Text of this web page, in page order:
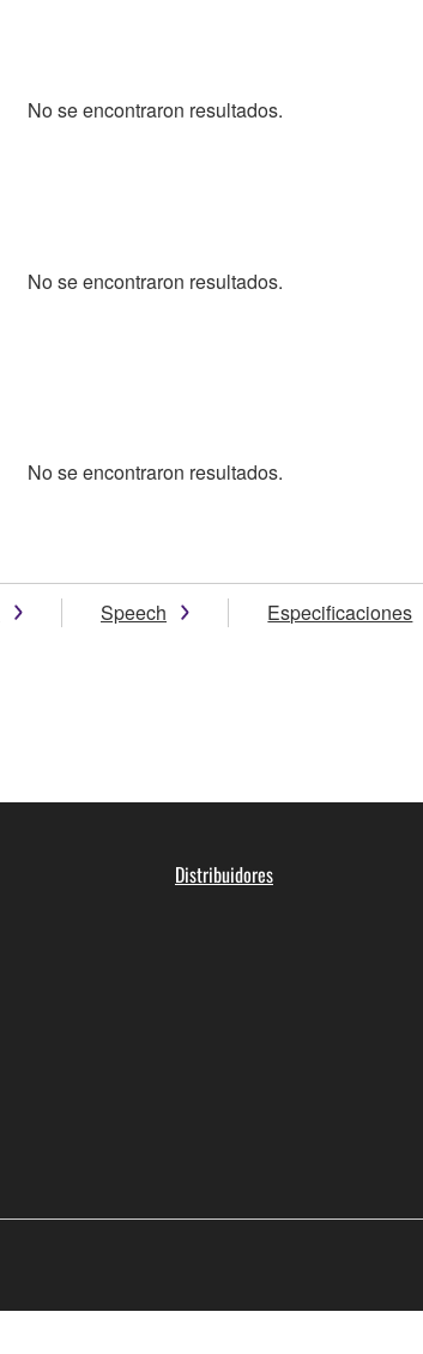
No se encontraron resultados.
No se encontraron resultados.
No se encontraron resultados.
Speech Especificaciones
Distribuidores